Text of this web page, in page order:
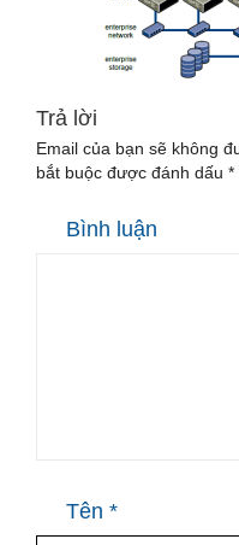
Trả lời
Email của bạn sẽ không
bắt buộc được đánh dấu *
Bình luận
Tên *